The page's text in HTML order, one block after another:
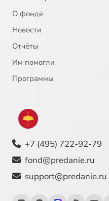
О фонде
Новости
Отчёты
Им помогли
Программы
+7 (495) 722-92-79
fond@predanie.ru
support@predanie.ru